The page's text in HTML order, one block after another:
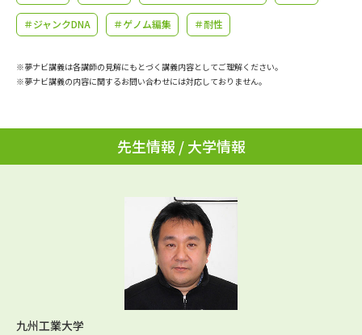
学問の教科書 夢ナビライブ
ユーザーサポート
お支払いについて
受付内容・発送状況の確認
個人情報取扱規定
テレメール進学カタログ
訂正のご案内
＃ジャンクDNA ＃ゲノム編集 ＃耐性
※夢ナビ講義は各講師の見解にもとづく講義内容としてご理解ください。
※夢ナビ講義の内容に関するお問い合わせには対応しておりません。
先生情報 / 大学情報
九州工業大学